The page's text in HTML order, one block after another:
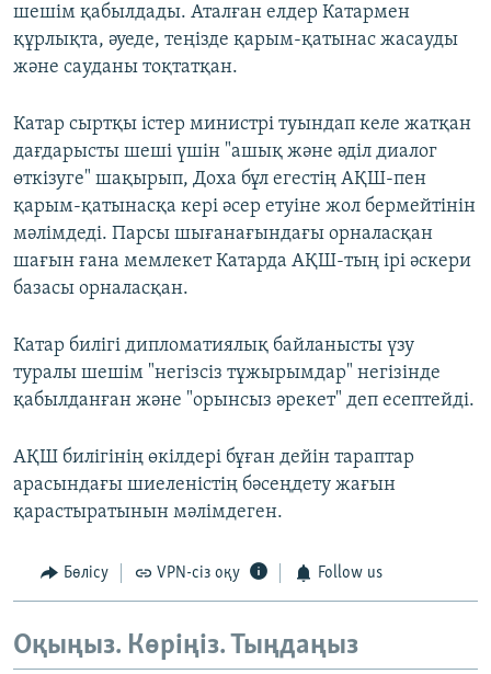
шешім қабылдады. Аталған елдер Катармен
құрлықта, әуеде, теңізде қарым-қатынас жасауды
және сауданы тоқтатқан.
Катар сыртқы істер министрі туындап келе жатқан
дағдарысты шеші үшін "ашық және әділ диалог
өткізуге" шақырып, Доха бұл егестің АҚШ-пен
қарым-қатынасқа кері әсер етуіне жол бермейтінін
мәлімдеді. Парсы шығанағындағы орналасқан
шағын ғана мемлекет Катарда АҚШ-тың ірі әскери
базасы орналасқан.
Катар билігі дипломатиялық байланысты үзу
туралы шешім "негізсіз тұжырымдар" негізінде
қабылданған және "орынсыз әрекет" деп есептейді.
АҚШ билігінің өкілдері бұған дейін тараптар
арасындағы шиеленістің бәсеңдету жағын
қарастыратынын мәлімдеген.
Бөлісу VPN-сіз оқу Follow us
Оқыңыз. Көріңіз. Тыңдаңыз